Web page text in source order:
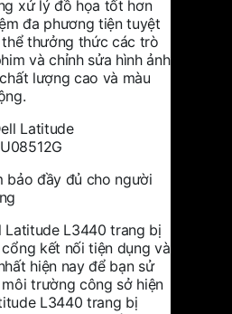
xử lý đồ họa tốt hơn
đa phương tiện tuyệt
thưởng thức các trò
và chỉnh sửa hình ảnh
lượng cao và màu
bảo đầy đủ cho người
Latitude L3440 trang bị
kết nối tiện dụng và
hiện nay để bạn sử
trường công sở hiện
L3440 trang bị